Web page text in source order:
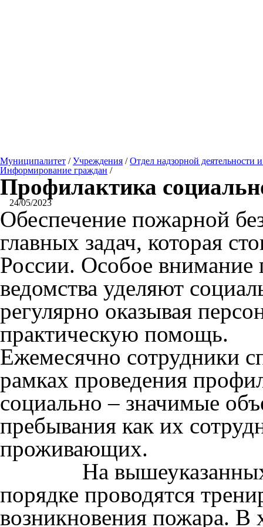
Муниципалитет /Учреждения /Отдел надзорной
Информирование граждан /
Профилактика
24/05/2023
Обеспечение пожарной
главных задач, которая
России. Особое внимание
ведомства уделяют
регулярно оказывая
практическую
Ежемесячно сотрудники
рамках проведения
социально – значимые
пребывания как их
проживающих.
На вышеуказанных
порядке проводятся
возникновения пожара. В